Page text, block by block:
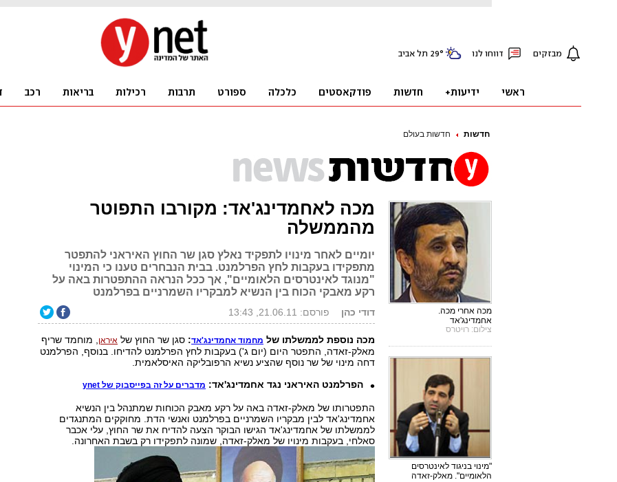
חדשות חדשות בעולם
מכה לאחמדינג'אד: מקורבו התפוטר
מהממשלה
יומיים לאחר מינויו לתפקיד נאלץ סגן שר החוץ האיראני להתפטר
מתפקידו בעקבות לחץ הפרלמנט. בבית הנבחרים טענו כי המינוי
"מנוגד לאינטרסים הלאומיים", אך ככל הנראה ההתפטרות באה על
רקע מאבקי הכוח בין הנשיא למבקריו השמרניים בפרלמנט
דודי כהן פורסם: 21.06.11, 13:43
מכה נוספת לממשלתו של מחמוד אחמדינג'אד: סגן שר החוץ של איראן, מוחמד שריף
מאלק-זאדה, התפטר היום (יום ג') בעקבות לחץ הפרלמנט להדיחו. בנוסף, הפרלמנט
דחה מינוי של שר נוסף שהציע נשיא הרפובליקה האיסלאמית.
הפרלמנט האיראני נגד אחמדינג'אד: מדברים על זה בפייסבוק של ynet
התפטרותו של מאלק-זאדה באה על רקע מאבק הכוחות שמתנהל בין הנשיא
אחמדינג'אד לבין מבקריו השמרניים בפרלמנט ואנשי הדת. מחוקקים המתנגדים
לממשלתו של אחמדינג'אד הגישו הבוקר הצעה להדיח את שר החוץ, עלי אכבר
סאלחי, בעקבות מינויו של מאלק-זאדה, שמונה לתפקידו רק בשבת האחרונה.
מכה אחרי מכה.
אחמדינג'אד
צילום: רויטרס
"מינוי בניגוד לאינטרסים
הלאומיים". מאלק-זאדה